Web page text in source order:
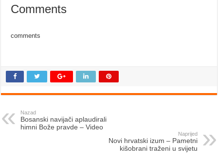
Comments
comments
Nazad
Bosanski navijači aplaudirali
himni Bože pravde – Video
Naprijed
Novi hrvatski izum – Pametni
kišobrani traženi u svijetu